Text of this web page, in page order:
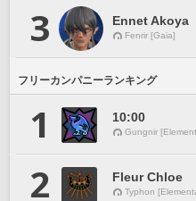
3 Ennet Akoya
Fenrir [Gaia]
フリーカンパニーランキング
1 10:00
Gungnir
2 Fleur Chloe
Typhon